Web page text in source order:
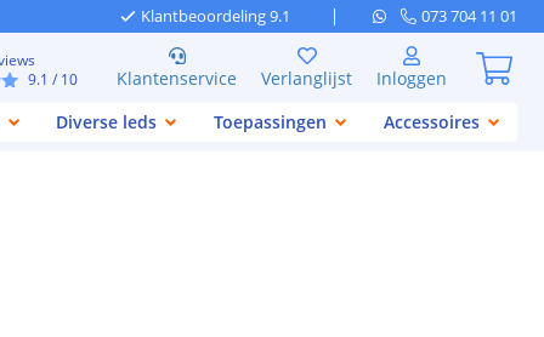
Klantbeoordeling 9.1 073 704 11 01
9.1 / 10 Klantenservice Verlanglijst
Inloggen
Diverse leds Toepassingen Accessoires